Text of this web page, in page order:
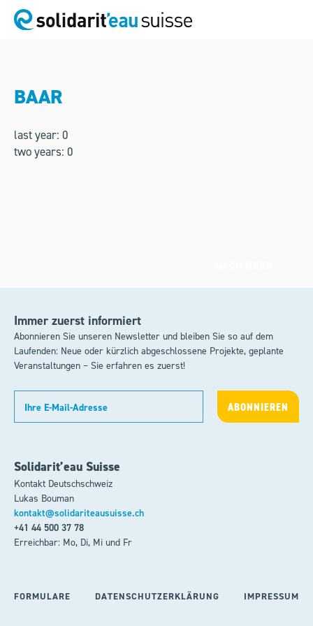
BAAR
last year: 0
two years: 0
Solidarit’eau Suisse
Kontakt Deutschschweiz
Lukas Bouman
Erreichbar: Mo, Di, Mi und Fr
+41 44 500 37 78
kontakt@solidariteausuisse.ch
Immer zuerst informiert
Abonnieren Sie unseren Newsletter und bleiben Sie so auf dem
Laufenden: Neue oder kürzlich abgeschlossene Projekte, geplante
Veranstaltungen – Sie erfahren es zuerst!
FORMULARE DATENSCHUTZERKLÄRUNG IMPRESSUM